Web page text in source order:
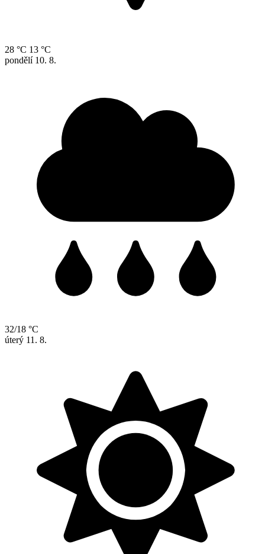
28 °C 13 °C
pondělí 10. 8.
32/18 °C
úterý 11. 8.